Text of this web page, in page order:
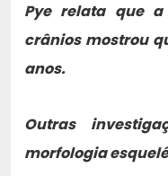
Pye relata que
crânios mostrou
anos.
Outras
morfologia